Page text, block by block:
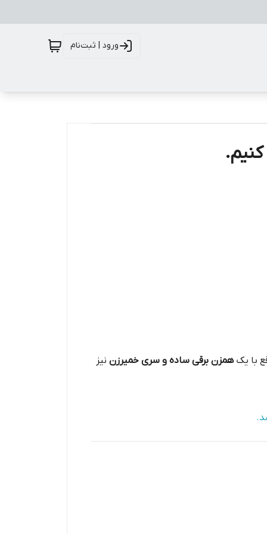
ورود | ثبت‌نام
با یکهمزن برقی ساده و سری خمیرزن نیز